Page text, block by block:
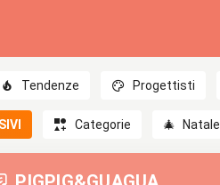
Tendenze Progettisti
Categorie 🎄 Natale